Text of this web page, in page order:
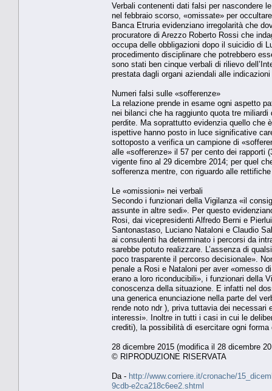
Verbali contenenti dati falsi per nascondere
nel febbraio scorso, «omissate» per
Banca Etruria evidenziano irregolarità che
procuratore di Arezzo Roberto Rossi che
occupa delle obbligazioni dopo il suicidio di
procedimento disciplinare che potrebbero
sono stati ben cinque verbali di rilievo
prestata dagli organi aziendali alle
Numeri falsi sulle «sofferenze»
La relazione prende in esame ogni aspetto
nei bilanci che ha raggiunto quota tre
perdite. Ma soprattutto evidenzia quello che
ispettive hanno posto in luce significative
sottoposto a verifica un campione di
alle «sofferenze» il 57 per cento dei rapporti
vigente fino al 29 dicembre 2014; per quel
sofferenza mentre, con riguardo alle
Le «omissioni» nei verbali
Secondo i funzionari della Vigilanza «il
assunte in altre sedi». Per questo
Rosi, dai vicepresidenti Alfredo Berni e
Santonastaso, Luciano Nataloni e Claudio
ai consulenti ha determinato i percorsi da
sarebbe potuto realizzare. L’assenza di
poco trasparente il percorso decisionale».
penale a Rosi e Nataloni per aver «omesso
erano a loro riconducibili», i funzionari della
conoscenza della situazione. E infatti nel
una generica enunciazione nella parte del
rende noto ndr ), priva tuttavia dei necessari
interessi». Inoltre in tutti i casi in cui le
crediti), la possibilità di esercitare ogni
28 dicembre 2015 (modifica il 28 dicembre
© RIPRODUZIONE RISERVATA
Da - http://www.corriere.it/cronache/
9cdb-e2ca218c6ee2.shtml